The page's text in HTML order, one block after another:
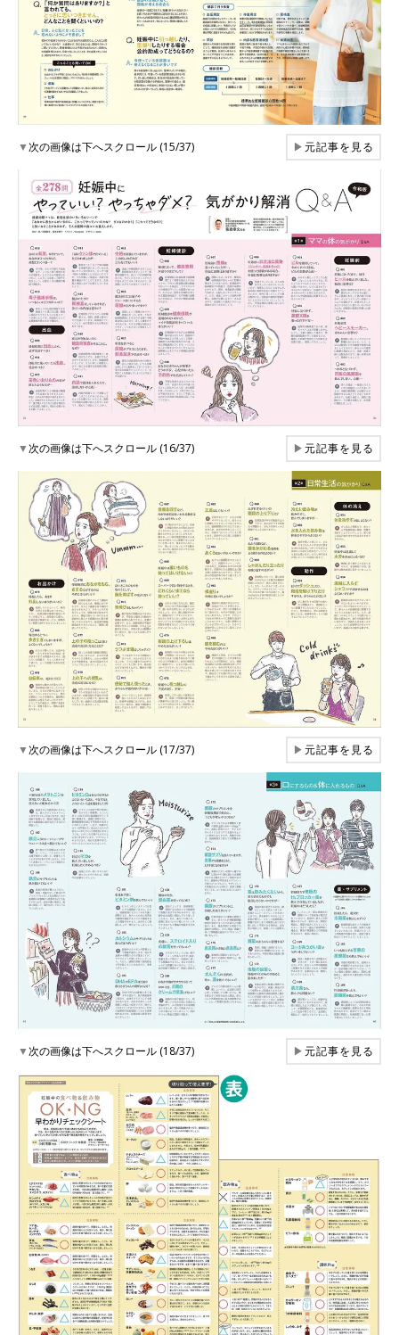
▼次の画像は下へスクロール (15/37) ▶元記事を見る
▼次の画像は下へスクロール (16/37) ▶元記事を見る
▼次の画像は下へスクロール (17/37) ▶元記事を見る
▼次の画像は下へスクロール (18/37) ▶元記事を見る